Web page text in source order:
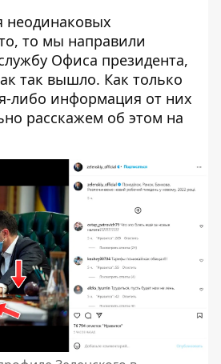
неодинаковых
то мы направили
Офиса президента,
так вышло. Как только
либо информация от них
расскажем об этом на